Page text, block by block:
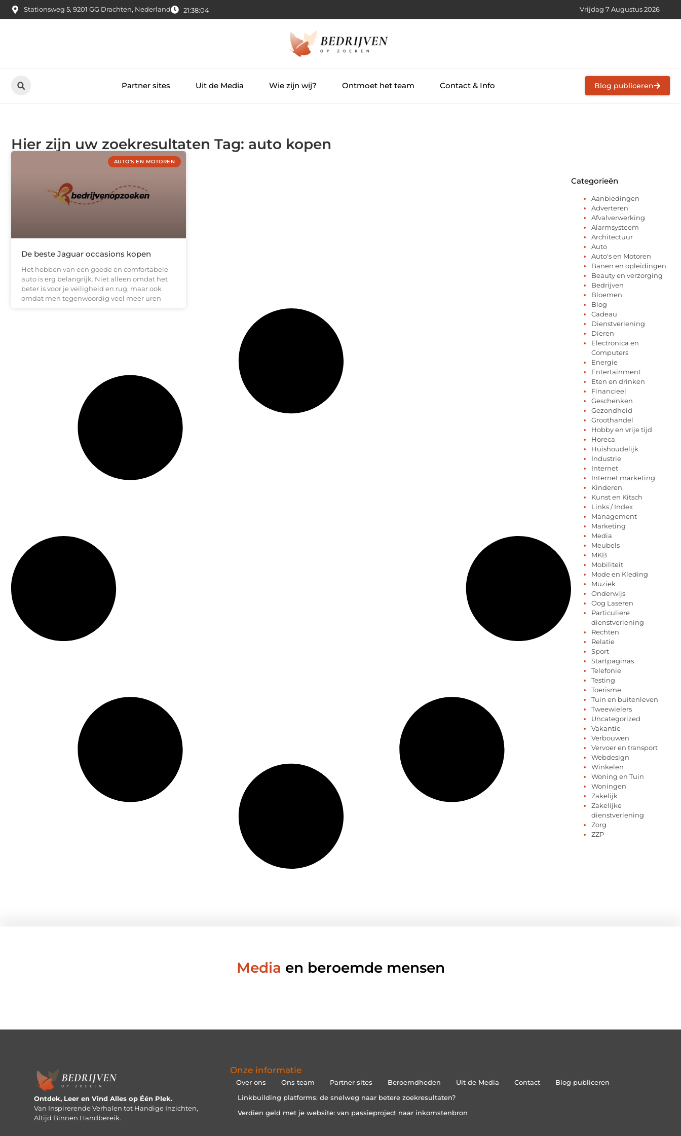
Stationsweg 5, 9201 GG Drachten, Nederland 21:38:04 Vrijdag 7 Augustus 2026
Partner sites Uit de Media Wie zijn wij? Ontmoet het team Contact & Info Blog publiceren
Hier zijn uw zoekresultaten Tag: auto kopen
AUTO'S EN MOTOREN
De beste Jaguar occasions kopen
Het hebben van een goede en comfortabele
auto is erg belangrijk. Niet alleen omdat het
beter is voor je veiligheid en rug, maar ook
omdat men tegenwoordig veel meer uren
Categorieën
Aanbiedingen
Adverteren
Afvalverwerking
Alarmsysteem
Architectuur
Auto
Auto's en Motoren
Banen en opleidingen
Beauty en verzorging
Bedrijven
Bloemen
Blog
Cadeau
Dienstverlening
Dieren
Electronica en
Computers
Energie
Entertainment
Eten en drinken
Financieel
Geschenken
Gezondheid
Groothandel
Hobby en vrije tijd
Horeca
Huishoudelijk
Industrie
Internet
Internet marketing
Kinderen
Kunst en Kitsch
Links / Index
Management
Marketing
Media
Meubels
MKB
Mobiliteit
Mode en Kleding
Muziek
Onderwijs
Oog Laseren
Particuliere
dienstverlening
Rechten
Relatie
Sport
Startpaginas
Telefonie
Testing
Toerisme
Tuin en buitenleven
Tweewielers
Uncategorized
Vakantie
Verbouwen
Vervoer en transport
Webdesign
Winkelen
Woning en Tuin
Woningen
Zakelijk
Zakelijke
dienstverlening
Zorg
ZZP
Media en beroemde mensen
Ontdek, Leer en Vind Alles op Één Plek.
Van Inspirerende Verhalen tot Handige Inzichten,
Altijd Binnen Handbereik.
Onze informatie
Over ons Ons team Partner sites Beroemdheden Uit de Media Contact
Blog publiceren
Linkbuilding platforms: de snelweg naar betere zoekresultaten?
Verdien geld met je website: van passieproject naar inkomstenbron